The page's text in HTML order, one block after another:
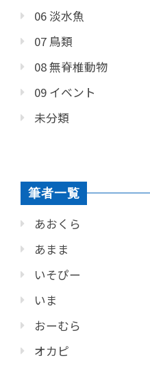
06 淡水魚
07 鳥類
08 無脊椎動物
09 イベント
未分類
筆者一覧
あおくら
あまま
いそぴー
いま
おーむら
オカピ